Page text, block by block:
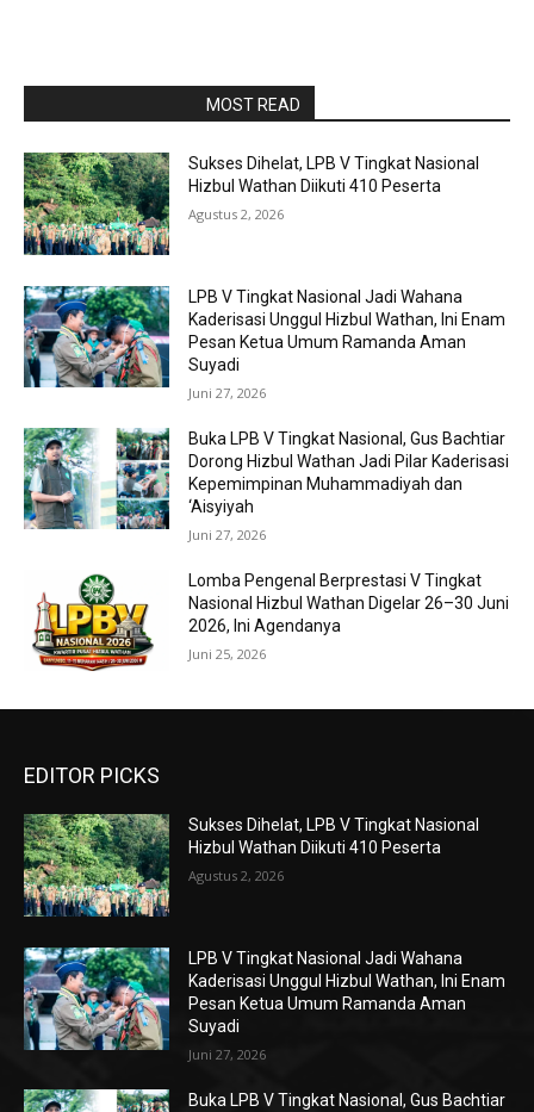
MOST READ
Sukses Dihelat, LPB V Tingkat Nasional
Hizbul Wathan Diikuti 410 Peserta
Agustus 2, 2026
LPB V Tingkat Nasional Jadi Wahana
Kaderisasi Unggul Hizbul Wathan, Ini Enam
Pesan Ketua Umum Ramanda Aman
Suyadi
Juni 27, 2026
Buka LPB V Tingkat Nasional, Gus Bachtiar
Dorong Hizbul Wathan Jadi Pilar Kaderisasi
Kepemimpinan Muhammadiyah dan
‘Aisyiyah
Juni 27, 2026
Lomba Pengenal Berprestasi V Tingkat
Nasional Hizbul Wathan Digelar 26–30 Juni
2026, Ini Agendanya
Juni 25, 2026
EDITOR PICKS
Sukses Dihelat, LPB V Tingkat Nasional
Hizbul Wathan Diikuti 410 Peserta
Agustus 2, 2026
LPB V Tingkat Nasional Jadi Wahana
Kaderisasi Unggul Hizbul Wathan, Ini Enam
Pesan Ketua Umum Ramanda Aman
Suyadi
Juni 27, 2026
Buka LPB V Tingkat Nasional, Gus Bachtiar